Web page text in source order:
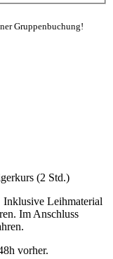
Gruppenbuchung!
(2 Std.)
Inklusive Leihmaterial
Im Anschluss
vorher.